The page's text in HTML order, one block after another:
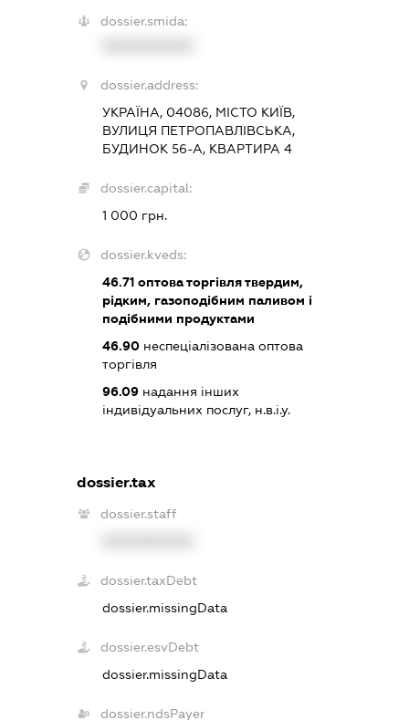
dossier.smida:
dossier.address:
УКРАЇНА, 04086, МІСТО КИЇВ,
ВУЛИЦЯ ПЕТРОПАВЛІВСЬКА,
БУДИНОК 56-А, КВАРТИРА 4
dossier.capital:
1 000 грн.
dossier.kveds:
46.71оптова торгівля твердим,
рідким, газоподібним паливом і
подібними продуктами
46.90неспеціалізована оптова
торгівля
96.09надання інших
індивідуальних послуг, н.в.і.у.
dossier.tax
dossier.staff
dossier.taxDebt
dossier.missingData
dossier.esvDebt
dossier.missingData
dossier.ndsPayer